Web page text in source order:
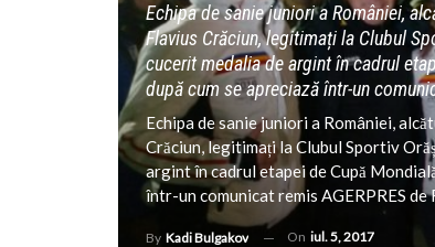
Echipa de sanie juniori a României,
Flavius Crăciun, legitimați la Clubul
cucerit medalia de argint în cadrul
după cum se apreciază într-un
Echipa de sanie juniori a României,
Crăciun, legitimați la Clubul Sportiv
argint în cadrul etapei de Cupă
într-un comunicat remis AGERPRES de
By Kadi Bulgakov On iul. 5, 2017